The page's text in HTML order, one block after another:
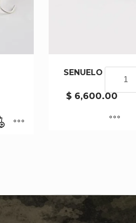
SENUELO SF3-002
$ 6,600.00
002